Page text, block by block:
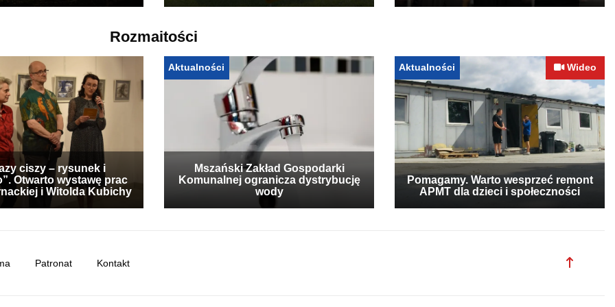
Rozmaitości
ciszy – rysunek i
Otwarto wystawę prac
i Witolda Kubichy
Aktualności
Mszański Zakład Gospodarki
Komunalnej ogranicza dystrybucję
wody
Aktualności Wideo
Pomagamy. Warto wesprzeć remont
APMT dla dzieci i społeczności
Patronat Kontakt